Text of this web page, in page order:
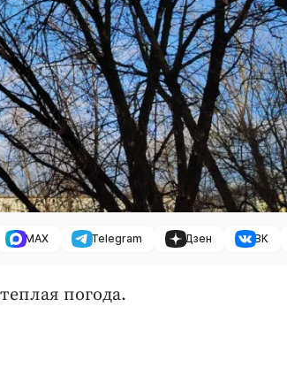
MAX Telegram Дзен ВК
погода.